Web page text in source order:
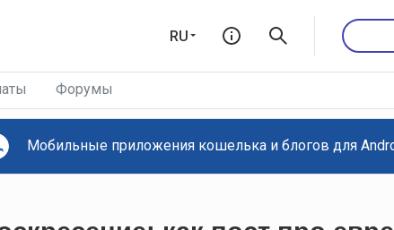
RU
Форумы
Мобильные приложения кошелька и блогов для